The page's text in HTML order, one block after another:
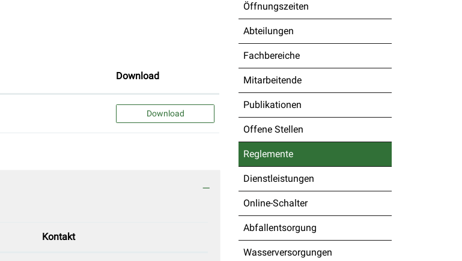
Öffnungszeiten
Abteilungen
Fachbereiche
Mitarbeitende
Publikationen
Offene Stellen
Reglemente
(ausgewählt)
Dienstleistungen
Online-Schalter
Abfallentsorgung
Wasserversorgungen
Download
Download
Kontakt